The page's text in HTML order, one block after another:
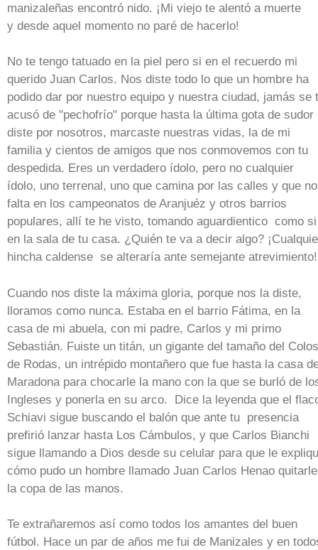
manizaleñas encontró nido. ¡Mi viejo te alentó a muerte
y desde aquel momento no paré de hacerlo!
No te tengo tatuado en la piel pero si en el recuerdo mi
querido Juan Carlos. Nos diste todo lo que un hombre ha
podido dar por nuestro equipo y nuestra ciudad, jamás se
acusó de "pechofrío" porque hasta la última gota de sudor
diste por nosotros, marcaste nuestras vidas, la de mi
familia y cientos de amigos que nos conmovemos con tu
despedida. Eres un verdadero ídolo, pero no cualquier
ídolo, uno terrenal, uno que camina por las calles y que no
falta en los campeonatos de Aranjuéz y otros barrios
populares, allí te he visto, tomando aguardientico como si
en la sala de tu casa. ¿Quién te va a decir algo?
hincha caldense se alteraría ante semejante
Cuando nos diste la máxima gloria, porque nos la diste,
lloramos como nunca. Estaba en el barrio Fátima, en la
casa de mi abuela, con mi padre, Carlos y mi primo
Sebastián. Fuiste un titán, un gigante del tamaño del
de Rodas, un intrépido montañero que fue hasta la casa
Maradona para chocarle la mano con la que se burló de
Ingleses y ponerla en su arco. Dice la leyenda que el
Schiavi sigue buscando el balón que ante tu presencia
prefirió lanzar hasta Los Cámbulos, y que Carlos Bianchi
sigue llamando a Dios desde su celular para que le
cómo pudo un hombre llamado Juan Carlos Henao quitarle
la copa de las manos.
Te extrañaremos así como todos los amantes del buen
fútbol. Hace un par de años me fui de Manizales y en